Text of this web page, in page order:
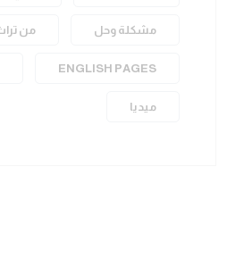
مشكلة وحل من
ENGLISH PAGES
ميديا